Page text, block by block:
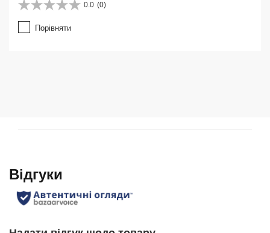
0.0 (0)
0
.
0
Порівняти